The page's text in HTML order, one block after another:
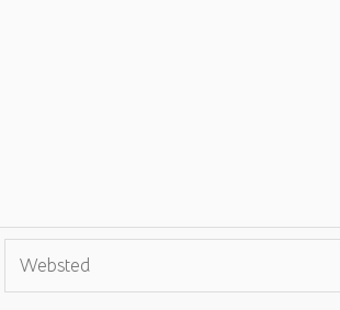
Websted